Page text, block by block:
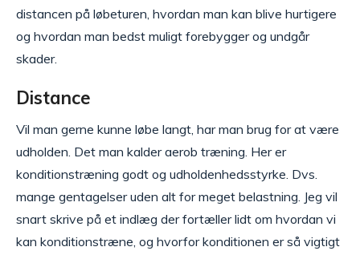
distancen på løbeturen, hvordan man kan blive hurtigere
og hvordan man bedst muligt forebygger og undgår
skader.
Distance
Vil man gerne kunne løbe langt, har man brug for at være
udholden. Det man kalder aerob træning. Her er
konditionstræning godt og udholdenhedsstyrke. Dvs.
mange gentagelser uden alt for meget belastning. Jeg vil
snart skrive på et indlæg der fortæller lidt om hvordan vi
kan konditionstræne, og hvorfor konditionen er så vigtigt